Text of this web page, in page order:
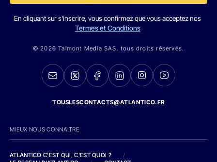
En cliquant sur s'inscrire, vous confirmez que vous acceptez nos
Termes et Conditions
© 2026 Talmont Media SAS. tous droits réservés.
TOUSLESCONTACTS@ATLANTICO.FR
MIEUX NOUS CONNAITRE
ATLANTICO C'EST QUI, C'EST QUOI ?
/